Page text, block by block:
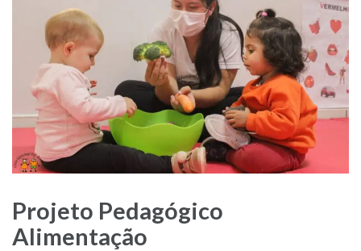
Projeto Pedagógico
Alimentação